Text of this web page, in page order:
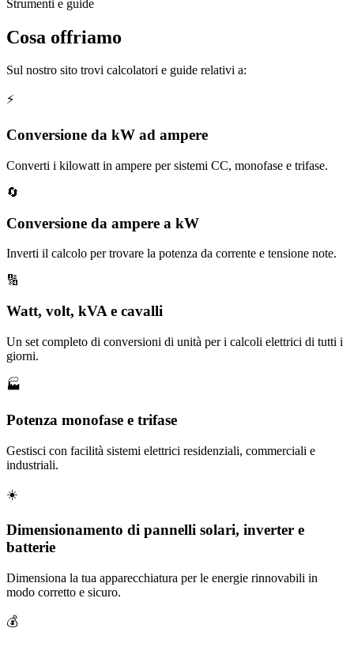
Strumenti e guide
Cosa offriamo
Sul nostro sito trovi calcolatori e guide relativi a:
⚡
Conversione da kW ad ampere
Converti i kilowatt in ampere per sistemi CC, monofase e trifase.
🔄
Conversione da ampere a kW
Inverti il calcolo per trovare la potenza da corrente e tensione note.
🔢
Watt, volt, kVA e cavalli
Un set completo di conversioni di unità per i calcoli elettrici di tutti i
giorni.
🏭
Potenza monofase e trifase
Gestisci con facilità sistemi elettrici residenziali, commerciali e
industriali.
☀️
Dimensionamento di pannelli solari, inverter e
batterie
Dimensiona la tua apparecchiatura per le energie rinnovabili in
modo corretto e sicuro.
💰